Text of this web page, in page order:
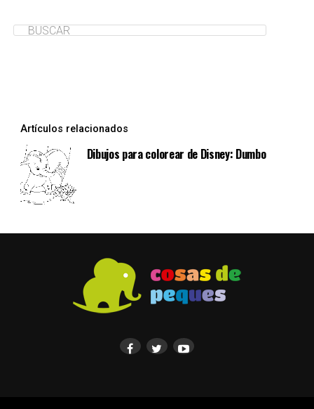
Artículos relacionados
Dibujos para colorear de Disney: Dumbo